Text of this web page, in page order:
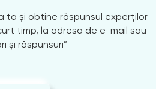
ta și obține răspunsul experților
timp, la adresa de e-mail sau
și răspunsuri”